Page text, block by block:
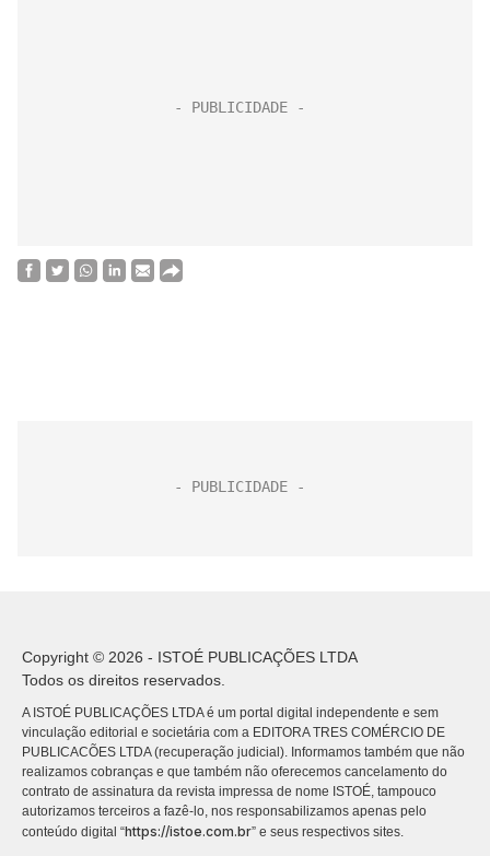
Copyright © 2026 - ISTOÉ PUBLICAÇÕES LTDA
Todos os direitos reservados.
A ISTOÉ PUBLICAÇÕES LTDA é um portal digital independente e sem
vinculação editorial e societária com a EDITORA TRES COMÉRCIO DE
PUBLICACÕES LTDA (recuperação judicial). Informamos também que não
realizamos cobranças e que também não oferecemos cancelamento do
contrato de assinatura da revista impressa de nome ISTOÉ, tampouco
autorizamos terceiros a fazê-lo, nos responsabilizamos apenas pelo
conteúdo digital “https://istoe.com.br” e seus respectivos sites.